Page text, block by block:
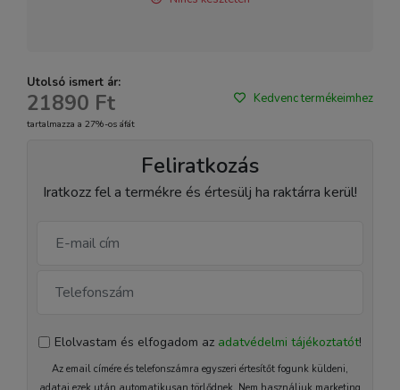
Utolsó ismert ár:
21890 Ft
tartalmazza a 27%-os áfát
Kedvenc termékeimhez
Feliratkozás
Iratkozz fel a termékre és értesülj ha raktárra kerül!
Elolvastam és elfogadom az adatvédelmi tájékoztatót!
Az email címére és telefonszámra egyszeri értesítőt fogunk küldeni,